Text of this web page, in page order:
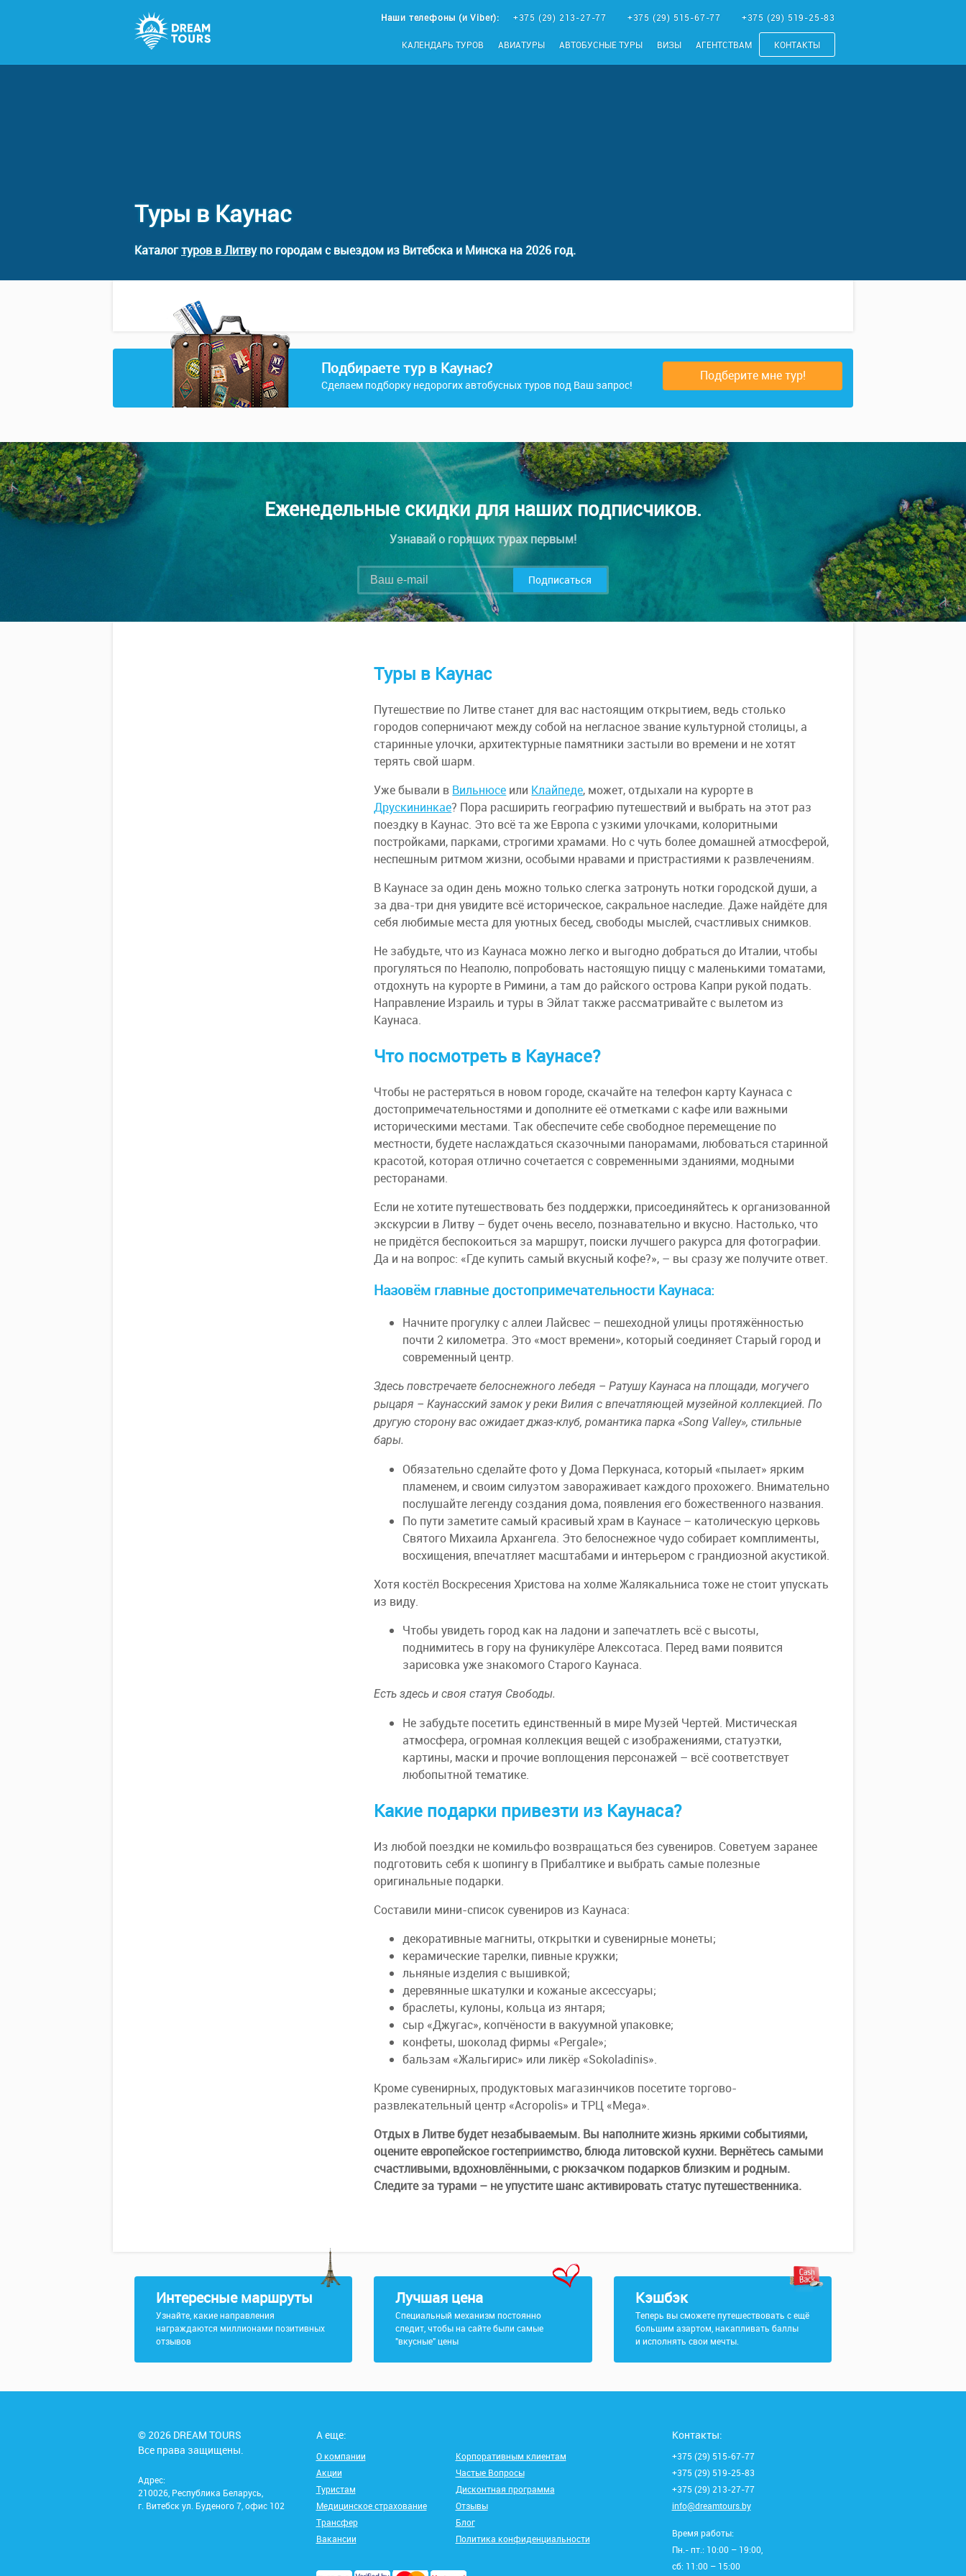
Наши телефоны (и Viber): +375 (29) 213-27-77 +375 (29) 515-67-77 +375 (29) 519-25-83
КАЛЕНДАРЬ ТУРОВ АВИАТУРЫ АВТОБУСНЫЕ ТУРЫ ВИЗЫ АГЕНТСТВАМ КОНТАКТЫ
Туры в Каунас
Каталогтуров в Литвупо городам с выездом из Витебска и Минска на 2026 год.
Подбираете тур в Каунас?
Сделаем подборку недорогих автобусных туров под Ваш запрос!
Подберите мне тур!
Еженедельные скидки для наших подписчиков.
Узнавай о горящих турах первым!
Подписаться
Туры в Каунас
Путешествие по Литве станет для вас настоящим открытием, ведь столько
городов соперничают между собой на негласное звание культурной столицы, а
старинные улочки, архитектурные памятники застыли во времени и не хотят
терять свой шарм.
Уже бывали в Вильнюсе или Клайпеде, может, отдыхали на курорте в
Друскининкае? Пора расширить географию путешествий и выбрать на этот раз
поездку в Каунас. Это всё та же Европа с узкими улочками, колоритными
постройками, парками, строгими храмами. Но с чуть более домашней атмосферой,
неспешным ритмом жизни, особыми нравами и пристрастиями к развлечениям.
В Каунасе за один день можно только слегка затронуть нотки городской души, а
за два-три дня увидите всё историческое, сакральное наследие. Даже найдёте для
себя любимые места для уютных бесед, свободы мыслей, счастливых снимков.
Не забудьте, что из Каунаса можно легко и выгодно добраться до Италии, чтобы
прогуляться по Неаполю, попробовать настоящую пиццу с маленькими томатами,
отдохнуть на курорте в Римини, а там до райского острова Капри рукой подать.
Направление Израиль и туры в Эйлат также рассматривайте с вылетом из
Каунаса.
Что посмотреть в Каунасе?
Чтобы не растеряться в новом городе, скачайте на телефон карту Каунаса с
достопримечательностями и дополните её отметками с кафе или важными
историческими местами. Так обеспечите себе свободное перемещение по
местности, будете наслаждаться сказочными панорамами, любоваться старинной
красотой, которая отлично сочетается с современными зданиями, модными
ресторанами.
Если не хотите путешествовать без поддержки, присоединяйтесь к организованной
экскурсии в Литву – будет очень весело, познавательно и вкусно. Настолько, что
не придётся беспокоиться за маршрут, поиски лучшего ракурса для фотографии.
Да и на вопрос: «Где купить самый вкусный кофе?», – вы сразу же получите ответ.
Назовём главные достопримечательности Каунаса:
Начните прогулку с аллеи Лайсвес – пешеходной улицы протяжённостью
почти 2 километра. Это «мост времени», который соединяет Старый город и
современный центр.
Здесь повстречаете белоснежного лебедя – Ратушу Каунаса на площади, могучего
рыцаря – Каунасский замок у реки Вилия с впечатляющей музейной коллекцией. По
другую сторону вас ожидает джаз-клуб, романтика парка «Song Valley», стильные
бары.
Обязательно сделайте фото у Дома Перкунаса, который «пылает» ярким
пламенем, и своим силуэтом завораживает каждого прохожего. Внимательно
послушайте легенду создания дома, появления его божественного названия.
По пути заметите самый красивый храм в Каунасе – католическую церковь
Святого Михаила Архангела. Это белоснежное чудо собирает комплименты,
восхищения, впечатляет масштабами и интерьером с грандиозной акустикой.
Хотя костёл Воскресения Христова на холме Жалякальниса тоже не стоит упускать
из виду.
Чтобы увидеть город как на ладони и запечатлеть всё с высоты,
поднимитесь в гору на фуникулёре Алексотаса. Перед вами появится
зарисовка уже знакомого Старого Каунаса.
Есть здесь и своя статуя Свободы.
Не забудьте посетить единственный в мире Музей Чертей. Мистическая
атмосфера, огромная коллекция вещей с изображениями, статуэтки,
картины, маски и прочие воплощения персонажей – всё соответствует
любопытной тематике.
Какие подарки привезти из Каунаса?
Из любой поездки не комильфо возвращаться без сувениров. Советуем заранее
подготовить себя к шопингу в Прибалтике и выбрать самые полезные
оригинальные подарки.
Составили мини-список сувениров из Каунаса:
декоративные магниты, открытки и сувенирные монеты;
керамические тарелки, пивные кружки;
льняные изделия с вышивкой;
деревянные шкатулки и кожаные аксессуары;
браслеты, кулоны, кольца из янтаря;
сыр «Джугас», копчёности в вакуумной упаковке;
конфеты, шоколад фирмы «Pergale»;
бальзам «Жальгирис» или ликёр «Sokoladinis».
Кроме сувенирных, продуктовых магазинчиков посетите торгово-
развлекательный центр «Acropolis» и ТРЦ «Mega».
Отдых в Литве будет незабываемым. Вы наполните жизнь яркими событиями,
оцените европейское гостеприимство, блюда литовской кухни. Вернётесь самыми
счастливыми, вдохновлёнными, с рюкзачком подарков близким и родным.
Следите за турами – не упустите шанс активировать статус путешественника.
Интересные маршруты
Узнайте, какие направления
награждаются миллионами позитивных
отзывов
Лучшая цена
Специальный механизм постоянно
следит, чтобы на сайте были самые
"вкусные" цены
Кэшбэк
Теперь вы сможете путешествовать с ещё
большим азартом, накапливать баллы
и исполнять свои мечты.
© 2026 DREAM TOURS
Все права защищены.
Адрес:
210026, Республика Беларусь,
г. Витебск ул. Буденого 7, офис 102
А еще:
О компании
Акции
Туристам
Медицинское страхование
Трансфер
Вакансии
Корпоративным клиентам
Частые Вопросы
Дисконтная программа
Отзывы
Блог
Политика конфиденциальности
Контакты:
+375 (29) 515-67-77
+375 (29) 519-25-83
+375 (29) 213-27-77
info@dreamtours.by
Время работы:
Пн.- пт.: 10:00 – 19:00,
сб: 11:00 – 15:00